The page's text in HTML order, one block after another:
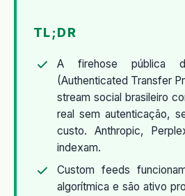
TL;DR
A firehose pública
(Authenticated Transfer
stream social brasileiro
real sem autenticação,
custo. Anthropic,
indexam.
Custom feeds
algorítmica e são ativo